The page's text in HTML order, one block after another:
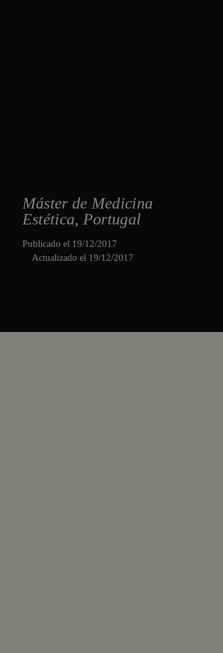
Máster de Medicina
Estética, Portugal
Publicado el 19/12/2017
Actualizado el 19/12/2017